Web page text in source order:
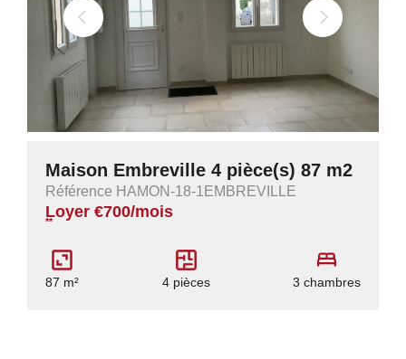
Maison Embreville 4 pièce(s) 87 m2
Référence HAMON-18-1EMBREVILLE
Loyer €700/mois
**
87 m² 4 pièces 3 chambres